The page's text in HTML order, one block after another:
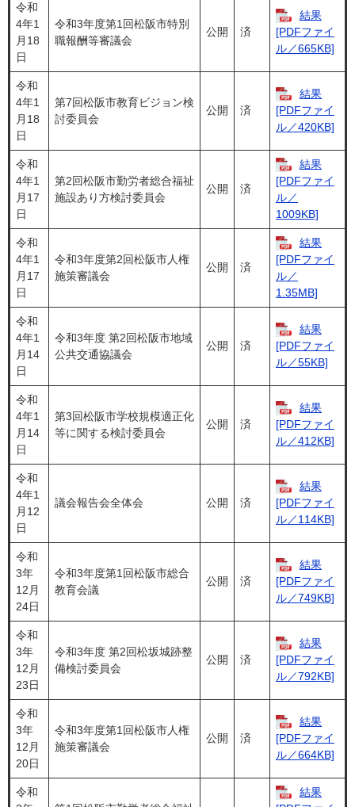
令和
4年1
月18
日
令和3年度第1回松阪市特別
職報酬等審議会
公開 済
結果
[PDFファイ
ル／665KB]
令和
4年1
月18
日
第7回松阪市教育ビジョン検
討委員会
公開 済
結果
[PDFファイ
ル／420KB]
令和
4年1
月17
日
第2回松阪市勤労者総合福祉
施設あり方検討委員会
公開 済
結果
[PDFファイ
ル／
1009KB]
令和
4年1
月17
日
令和3年度第2回松阪市人権
施策審議会
公開 済
結果
[PDFファイ
ル／
1.35MB]
令和
4年1
月14
日
令和3年度 第2回松阪市地域
公共交通協議会
公開 済
結果
[PDFファイ
ル／55KB]
令和
4年1
月14
日
第3回松阪市学校規模適正化
等に関する検討委員会
公開 済
結果
[PDFファイ
ル／412KB]
令和
4年1
月12
日
議会報告会全体会 公開 済
結果
[PDFファイ
ル／114KB]
令和
3年
12月
24日
令和3年度第1回松阪市総合
教育会議
公開 済
結果
[PDFファイ
ル／749KB]
令和
3年
12月
23日
令和3年度 第2回松坂城跡整
備検討委員会
公開 済
結果
[PDFファイ
ル／792KB]
令和
3年
12月
20日
令和3年度第1回松阪市人権
施策審議会
公開 済
結果
[PDFファイ
ル／664KB]
令和
結果